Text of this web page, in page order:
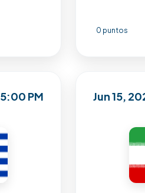
0 puntos
5:00 PM Jun 15,